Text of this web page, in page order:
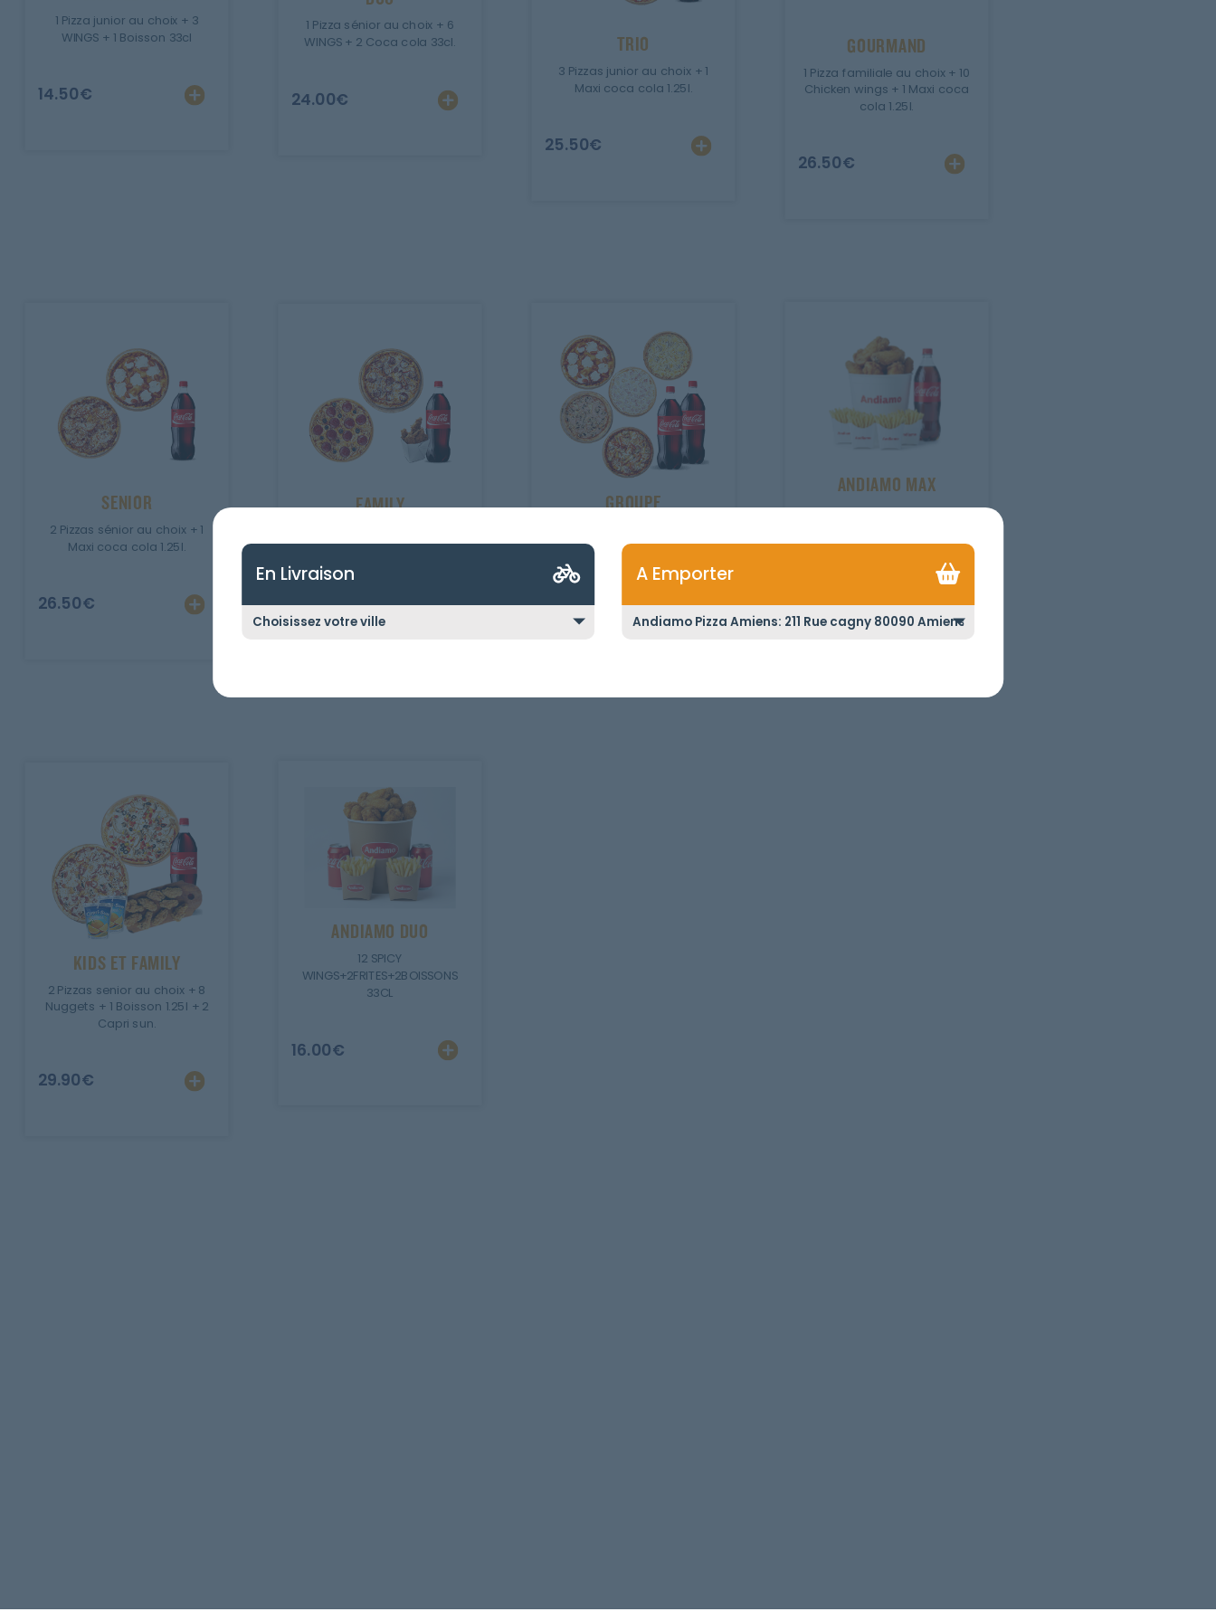
Mobile
1 Pizza junior au choix + 3
WINGS + 1 Boisson 33cl
14.50€
1 Pizza sénior au choix + 6
WINGS + 2 Coca cola 33cl.
24.00€
TRIO
3 Pizzas junior au choix + 1
Maxi coca cola 1.25l.
25.50€
GOURMAND
1 Pizza familiale au choix + 10
Chicken wings + 1 Maxi coca
cola 1.25l.
26.50€
SENIOR
2 Pizzas sénior au choix + 1
Maxi coca cola 1.25l.
26.50€
FAMILY
Chicken wings + 1 Boisson
35.00€
GROUPE
Maxi coca cola 1.25L.
54.50€
ANDIAMO MAX
30 WINGS + 4 FRITES +
KIDS ET FAMILY
2 Pizzas senior au choix + 8
Nuggets + 1 Boisson 1.25l + 2
Capri sun.
29.90€
ANDIAMO DUO
12 SPICY
WINGS+2FRITES+2BOISSONS
33CL
16.00€
En Livraison A Emporter